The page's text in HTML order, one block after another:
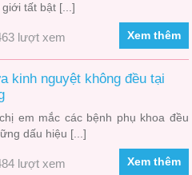
tất bật [...]
lượt xem Xem thêm
kinh nguyệt không đều tại
em mắc các bệnh phụ khoa đều
dấu hiệu [...]
lượt xem Xem thêm